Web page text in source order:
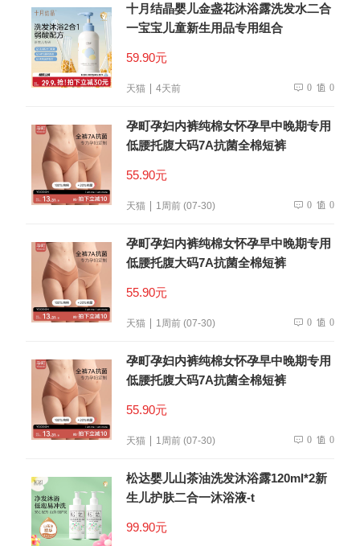
十月结晶婴儿金盏花沐浴露洗发水二合
一宝宝儿童新生用品专用组合
59.90元
天猫 4天前 0 0
孕町孕妇内裤纯棉女怀孕早中晚期专用
低腰托腹大码7A抗菌全棉短裤
55.90元
天猫 1周前 (07-30) 0 0
孕町孕妇内裤纯棉女怀孕早中晚期专用
低腰托腹大码7A抗菌全棉短裤
55.90元
天猫 1周前 (07-30) 0 0
孕町孕妇内裤纯棉女怀孕早中晚期专用
低腰托腹大码7A抗菌全棉短裤
55.90元
天猫 1周前 (07-30) 0 0
松达婴儿山茶油洗发沐浴露120ml*2新
生儿护肤二合一沐浴液-t
99.90元